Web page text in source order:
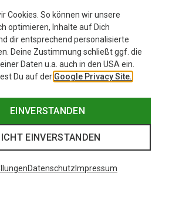
Cookies. So können wir unsere
optimieren, Inhalte auf Dich
dir entsprechend personalisierte
Deine Zustimmung schließt ggf. die
Daten u.a. auch in den USA ein.
Du auf der Google Privacy Site.
EINVERSTANDEN
EINVERSTANDEN
Datenschutz Impressum